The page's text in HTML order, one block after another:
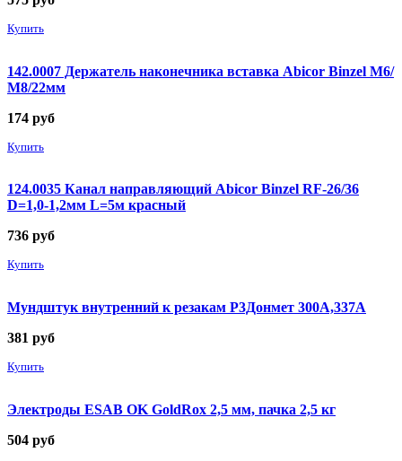
Купить
142.0007 Держатель наконечника вставка Abicor Binzel М6/
М8/22мм
174 руб
Купить
124.0035 Канал направляющий Abicor Binzel RF-26/36
D=1,0-1,2мм L=5м красный
736 руб
Купить
Мундштук внутренний к резакам Р3Донмет 300А,337А
381 руб
Купить
Электроды ESAB OK GoldRox 2,5 мм, пачка 2,5 кг
504 руб